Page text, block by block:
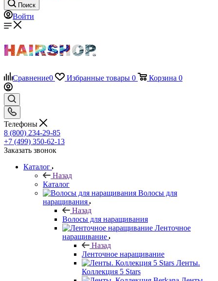
Поиск
Войти
Сравнение0 Избранные товары 0 Корзина 0
Телефоны
8 (800) 234-29-85
+7 (499) 350-62-13
Заказать звонок
Каталог
Назад
Каталог
Волосы для
наращивания
Назад
Волосы для наращивания
Ленточное
наращивание
Назад
Ленточное наращивание
Ленты.
Коллекция 5 Stars